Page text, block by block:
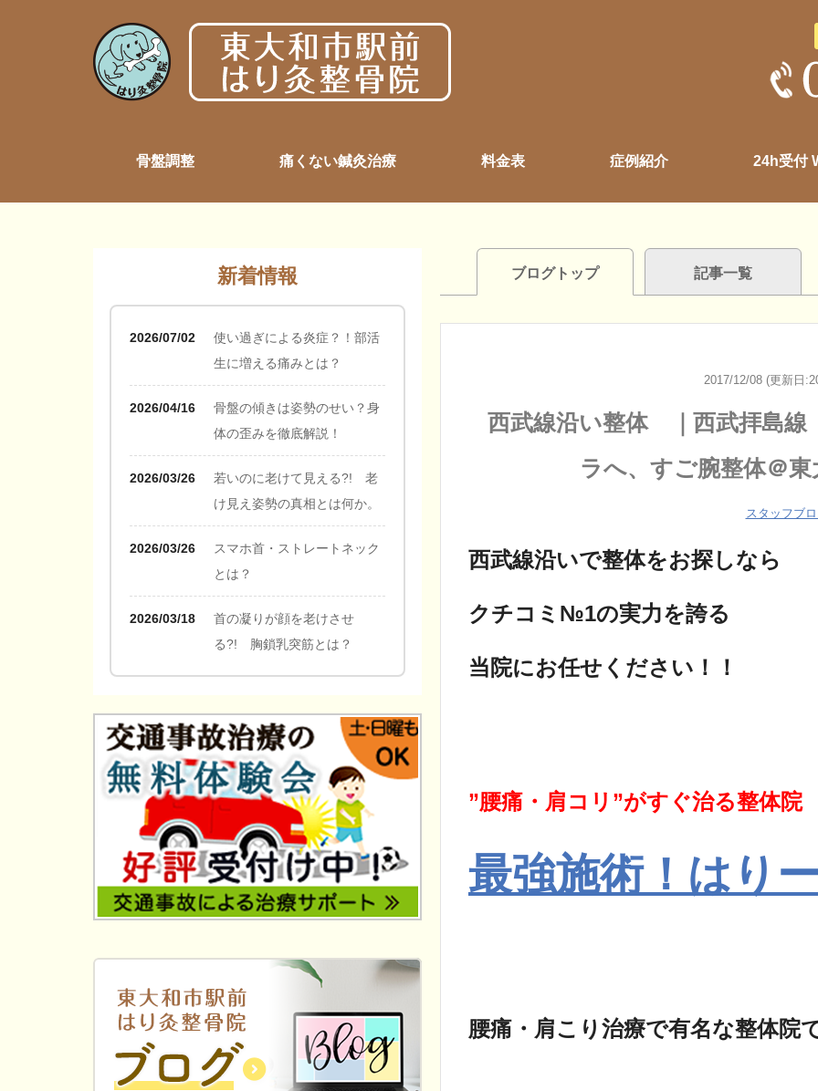
骨盤調整 痛くない鍼灸治療 料金表 症例紹介 24h受付
ブログトップ 記事一覧
2017/12/08 (更新日
西武線沿い整体 ｜西武拝島
ラへ、すご腕整体＠
スタッフブ
西武線沿いで整体をお探しなら
クチコミ№1の実力を誇る
当院にお任せください！！
”腰痛・肩コリ”がすぐ治る整体院
最強施術！はり
腰痛 ・ 肩こり 治療で有名な整体院
新着情報
2026/07/02
使い過ぎによる炎症？！部活
生に増える痛みとは？
2026/04/16
骨盤の傾きは姿勢のせい？身
体の歪みを徹底解説！
2026/03/26
若いのに老けて見える?! 老
け見え姿勢の真相とは何か。
2026/03/26
スマホ首・ストレートネック
とは？
2026/03/18
首の凝りが顔を老けさせ
る?! 胸鎖乳突筋とは？